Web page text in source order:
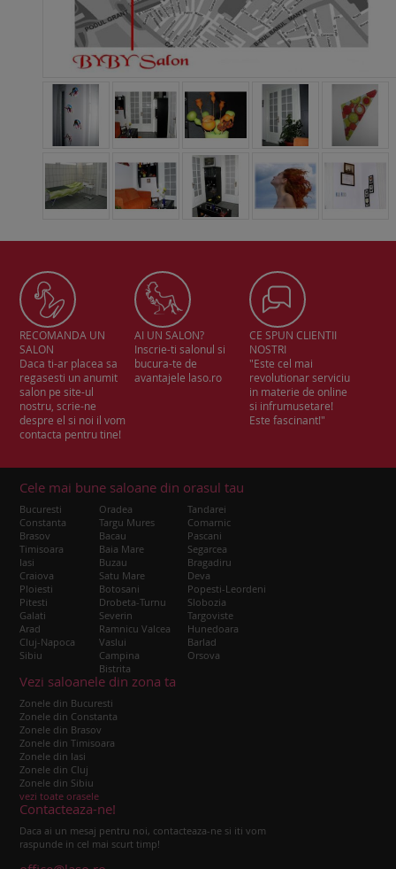
RECOMANDA UN
SALON
Daca ti-ar placea sa
regasesti un anumit
salon pe site-ul
nostru, scrie-ne
despre el si noi il vom
contacta pentru tine!
AI UN SALON?
Inscrie-ti salonul si
bucura-te de
avantajele laso.ro
CE SPUN CLIENTII
NOSTRI
"Este cel mai
revolutionar serviciu
in materie de online
si infrumusetare!
Este fascinant!"
Cele mai bune saloane din orasul tau
Bucuresti
Constanta
Brasov
Timisoara
Iasi
Craiova
Ploiesti
Pitesti
Galati
Arad
Cluj-Napoca
Sibiu
Oradea
Targu Mures
Bacau
Baia Mare
Buzau
Satu Mare
Botosani
Drobeta-Turnu
Severin
Ramnicu Valcea
Vaslui
Campina
Bistrita
Tandarei
Comarnic
Pascani
Segarcea
Bragadiru
Deva
Popesti-Leordeni
Slobozia
Targoviste
Hunedoara
Barlad
Orsova
Vezi saloanele din zona ta
Zonele din Bucuresti
Zonele din Constanta
Zonele din Brasov
Zonele din Timisoara
Zonele din Iasi
Zonele din Cluj
Zonele din Sibiu
vezi toate orasele
Contacteaza-ne!
Daca ai un mesaj pentru noi, contacteaza-ne si iti vom
raspunde in cel mai scurt timp!